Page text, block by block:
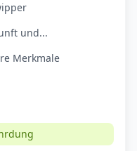
und...
Merkmale